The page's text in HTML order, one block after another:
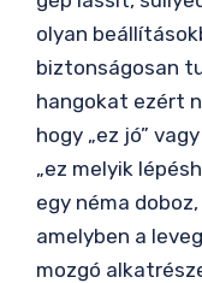
olyan
biztonságosan
hangokat ezért
hogy „ez jó”
„ez melyik
egy néma
amelyben a
mozgó